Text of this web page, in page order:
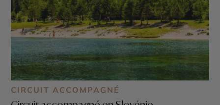
CIRCUIT ACCOMPAGNÉ